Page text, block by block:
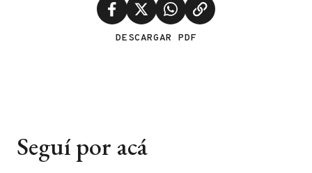
DESCARGAR PDF
Seguí por acá